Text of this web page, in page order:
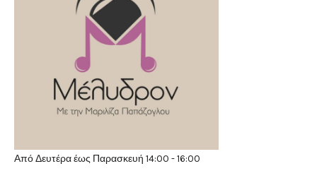
Από Δευτέρα έως Παρασκευή 14:00 - 16:00